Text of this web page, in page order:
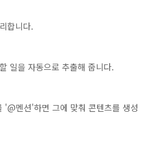
합니다.
일을 자동으로 추출해 줍니다.
'@멘션'하면 그에 맞춰 콘텐츠를 생성